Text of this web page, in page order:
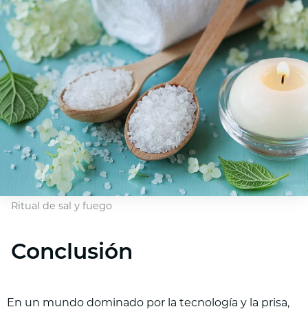
Ritual de sal y fuego
Conclusión
En un mundo dominado por la tecnología y la prisa,